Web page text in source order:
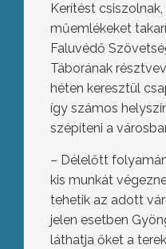
Kerítést
műemlékeket
Faluvédő
Táborának
héten keresztül
így számos
szépíteni a
– Délelőtt
kis munkát
tehetik az adott
jelen esetben
láthatja őket a